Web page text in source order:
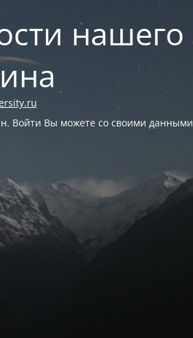
нашего
Войти Вы можете со своими данными